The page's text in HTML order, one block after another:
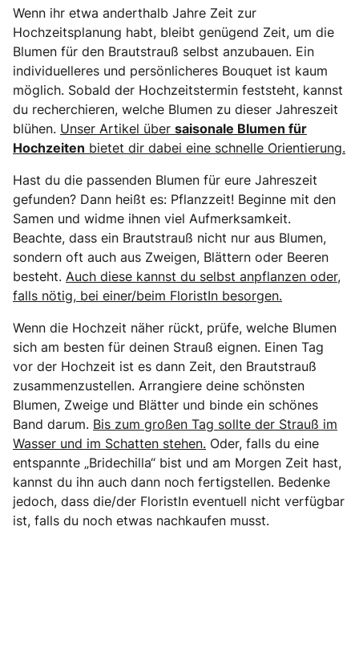
Wenn ihr etwa anderthalb Jahre Zeit zur
Hochzeitsplanung habt, bleibt genügend Zeit, um die
Blumen für den Brautstrauß selbst anzubauen. Ein
individuelleres und persönlicheres Bouquet ist kaum
möglich. Sobald der Hochzeitstermin feststeht, kannst
du recherchieren, welche Blumen zu dieser Jahreszeit
blühen. Unser Artikel über saisonale Blumen für
Hochzeiten bietet dir dabei eine schnelle Orientierung.
Hast du die passenden Blumen für eure Jahreszeit
gefunden? Dann heißt es: Pflanzzeit! Beginne mit den
Samen und widme ihnen viel Aufmerksamkeit.
Beachte, dass ein Brautstrauß nicht nur aus Blumen,
sondern oft auch aus Zweigen, Blättern oder Beeren
besteht. Auch diese kannst du selbst anpflanzen oder,
falls nötig, bei einer/beim FloristIn besorgen.
Wenn die Hochzeit näher rückt, prüfe, welche Blumen
sich am besten für deinen Strauß eignen. Einen Tag
vor der Hochzeit ist es dann Zeit, den Brautstrauß
zusammenzustellen. Arrangiere deine schönsten
Blumen, Zweige und Blätter und binde ein schönes
Band darum. Bis zum großen Tag sollte der Strauß im
Wasser und im Schatten stehen. Oder, falls du eine
entspannte „Bridechilla“ bist und am Morgen Zeit hast,
kannst du ihn auch dann noch fertigstellen. Bedenke
jedoch, dass die/der FloristIn eventuell nicht verfügbar
ist, falls du noch etwas nachkaufen musst.